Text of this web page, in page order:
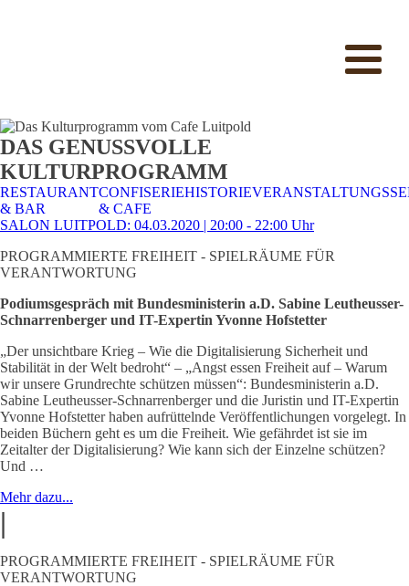
DAS GENUSSVOLLE
KULTURPROGRAMM
RESTAURANT
& BAR
CONFISERIE
& CAFE
HISTORIE
SALON LUITPOLD: 04.03.2020 | 20:00 - 22:00 Uhr
PROGRAMMIERTE FREIHEIT - SPIELRÄUME FÜR
VERANTWORTUNG
Podiumsgespräch mit Bundesministerin a.D. Sabine Leutheusser-
Schnarrenberger und IT-Expertin Yvonne Hofstetter
„Der unsichtbare Krieg – Wie die Digitalisierung Sicherheit und
Stabilität in der Welt bedroht“ – „Angst essen Freiheit auf – Warum
wir unsere Grundrechte schützen müssen“: Bundesministerin a.D.
Sabine Leutheusser-Schnarrenberger und die Juristin und IT-Expertin
Yvonne Hofstetter haben aufrüttelnde Veröffentlichungen vorgelegt. In
beiden Büchern geht es um die Freiheit. Wie gefährdet ist sie im
Zeitalter der Digitalisierung? Wie kann sich der Einzelne schützen?
Und …
Mehr dazu...
|
PROGRAMMIERTE FREIHEIT - SPIELRÄUME FÜR
VERANTWORTUNG